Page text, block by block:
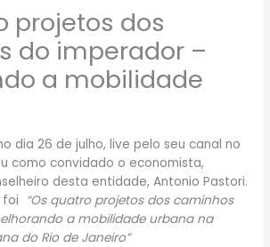
projetos dos
do imperador –
a mobilidade
dia 26 de julho, live pelo seu canal no
como convidado o economista,
desta entidade, Antonio Pastori.
foi “Os quatro projetos dos caminhos
a mobilidade urbana na
do Rio de Janeiro”